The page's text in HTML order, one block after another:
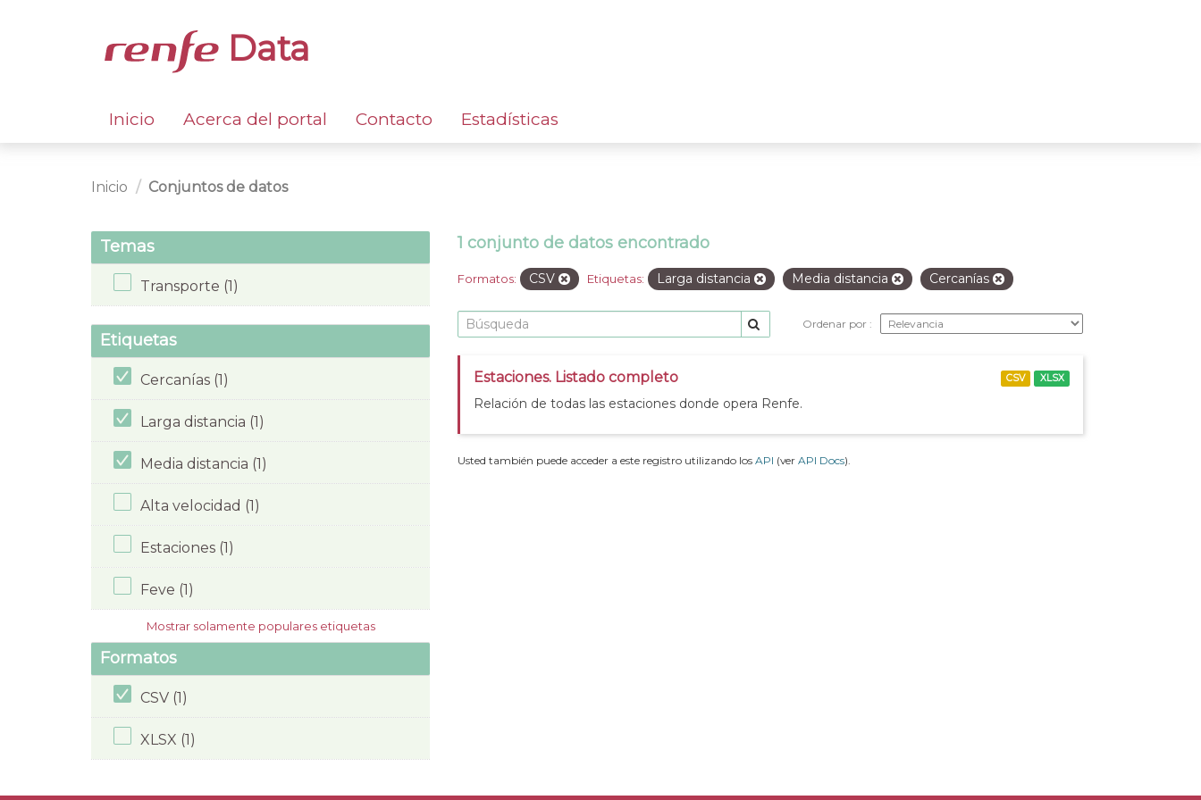
Data
Inicio Acerca del portal Contacto Estadísticas
Inicio Conjuntos de datos
Temas
Transporte (1)
Etiquetas
Cercanías (1)
Larga distancia (1)
Media distancia (1)
Alta velocidad (1)
Estaciones (1)
Feve (1)
Mostrar solamente populares etiquetas
Formatos
CSV (1)
XLSX (1)
1 conjunto de datos encontrado
Formatos: CSV Etiquetas: Larga distancia Media distancia Cercanías
Ordenar por
Estaciones. Listado completo
Relación de todas las estaciones donde opera Renfe.
CSV XLSX
Usted también puede acceder a este registro utilizando los API (ver API Docs).